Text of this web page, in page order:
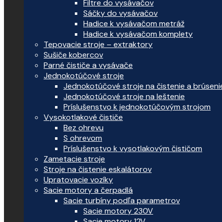
Filtre do vysávačov
Sáčky do vysávačov
Hadice k vysávačom metráž
Hadice k vysávačom komplety
Tepovacie stroje – extraktory
Sušiče kobercov
Parné čističe a vysávače
Jednokotúčové stroje
Jednokotúčové stroje na čistenie a
Jednokotúčové stroje na leštenie
Príslušenstvo k jednokotúčovým strojom
Vysokotlakové čističe
Bez ohrevu
S ohrevom
Príslušenstvo k vysotlakovým čističom
Zametacie stroje
Stroje na čistenie eskalátorov
Upratovacie vozíky
Sacie motory a čerpadlá
Sacie turbíny podľa parametrov
Sacie motory 230V